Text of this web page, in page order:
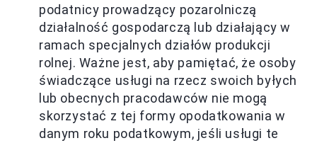
podatnicy prowadzący pozarolniczą
działalność gospodarczą lub działający w
ramach specjalnych działów produkcji
rolnej. Ważne jest, aby pamiętać, że osoby
świadczące usługi na rzecz swoich byłych
lub obecnych pracodawców nie mogą
skorzystać z tej formy opodatkowania w
danym roku podatkowym, jeśli usługi te